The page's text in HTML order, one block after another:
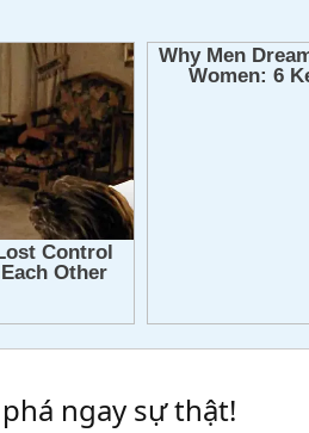
ngay sự thật!